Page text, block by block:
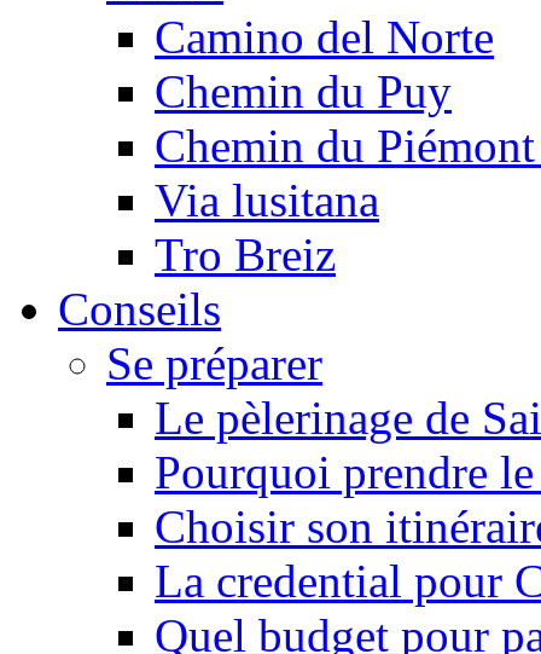
Camino del Norte
Chemin du Puy
Chemin du
Via lusitana
Tro Breiz
Conseils
Se préparer
Le pèlerinage de
Pourquoi prendre
Choisir son
La credential pour
Quel budget pour